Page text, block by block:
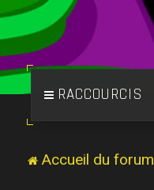
RACCOURCIS
Accueil du forum